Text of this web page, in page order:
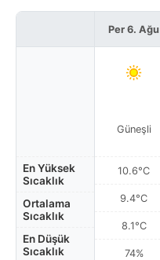
En Yüksek
Sıcaklık
Ortalama
Sıcaklık
En Düşük
Sıcaklık
Per 6. Ağu
Güneşli
10.6°C
9.4°C
8.1°C
74%